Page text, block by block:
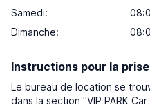
Samedi:
Dimanche:
Instructions pour la
Le bureau de location se
dans la section ''VIP PARK